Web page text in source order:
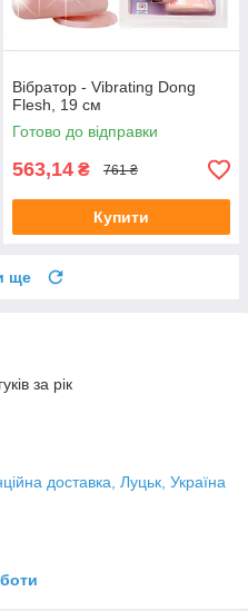
Вібратор - Vibrating Dong
Flesh, 19 см
Готово до відправки
563,14 ₴ 761 ₴
Купити
ще
за рік
доставка, Луцьк, Україна